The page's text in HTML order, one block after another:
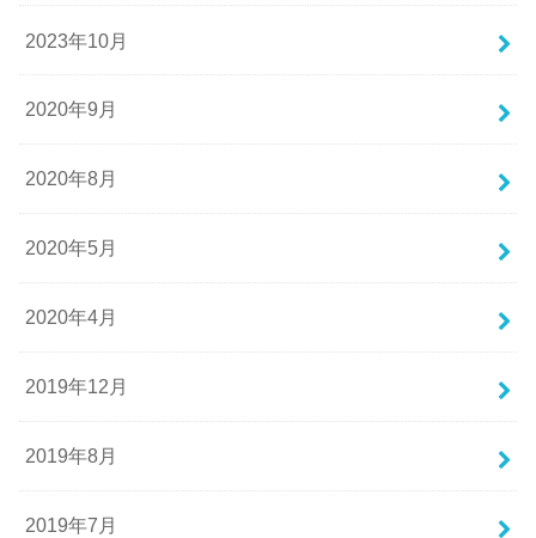
2023年10月
2020年9月
2020年8月
2020年5月
2020年4月
2019年12月
2019年8月
2019年7月